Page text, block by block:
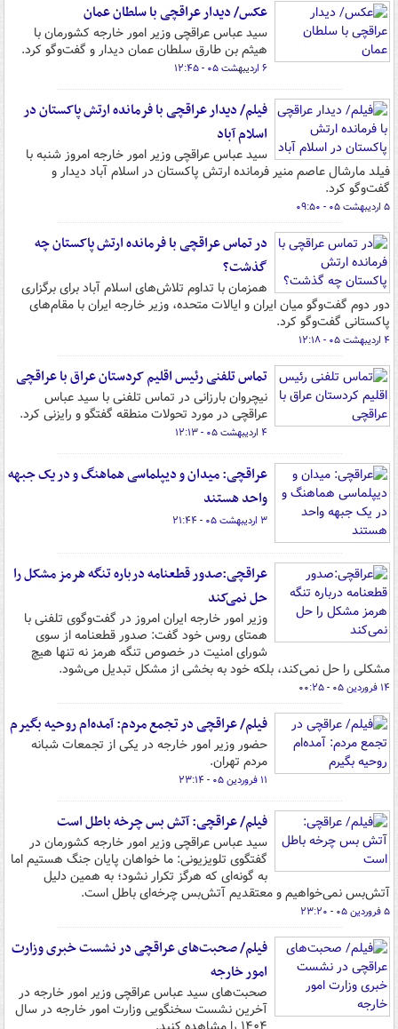
عکس/ دیدار عراقچی با سلطان عمان
سید عباس عراقچی وزیر امور خارجه کشورمان با
هیثم بن طارق سلطان عمان دیدار و گفت‌وگو کرد.
۶ اردیبهشت ۰۵ - ۱۲:۴۵
فیلم/ دیدار عراقچی با فرمانده ارتش پاکستان در
اسلام آباد
سید عباس عراقچی وزیر امور خارجه امروز شنبه با
فیلد مارشال عاصم منیر فرمانده ارتش پاکستان در اسلام آباد دیدار و
گفت‌وگو کرد.
۵ اردیبهشت ۰۵ - ۰۹:۵۰
در تماس عراقچی با فرمانده ارتش پاکستان چه
گذشت؟
همزمان با تداوم تلاش‌های اسلام آباد برای برگزاری
دور دوم گفت‌وگو میان ایران و ایالات متحده، وزیر خارجه ایران با مقام‌های
پاکستانی گفت‌وگو کرد.
۴ اردیبهشت ۰۵ - ۱۲:۱۸
تماس تلفنی رئیس اقلیم کردستان عراق با عراقچی
نیچروان بارزانی در تماس تلفنی با سید عباس
عراقچی در مورد تحولات منطقه گفتگو و رایزنی کرد.
۴ اردیبهشت ۰۵ - ۱۲:۱۳
عراقچی: میدان و دیپلماسی هماهنگ و در یک جبهه
واحد هستند
۳ اردیبهشت ۰۵ - ۲۱:۴۴
عراقچی:صدور قطعنامه درباره تنگه هرمز مشکل را
حل نمی‌کند
وزیر امور خارجه ایران امروز در گفت‌وگوی تلفنی با
همتای روس خود گفت: صدور قطعنامه از سوی
شورای امنیت در خصوص تنگه هرمز نه تنها هیچ
مشکلی را حل نمی‌کند، بلکه خود به بخشی از مشکل تبدیل می‌شود.
۱۴ فروردین ۰۵ - ۰۰:۲۵
فیلم/ عراقچی در تجمع مردم: آمده‌ام روحیه بگیرم
حضور وزیر امور خارجه در یکی از تجمعات شبانه
مردم تهران.
۱۱ فروردین ۰۵ - ۲۳:۱۴
فیلم/ عراقچی: آتش بس چرخه باطل است
سید عباس عراقچی وزیر امور خارجه کشورمان در
گفتگوی تلویزیونی: ما خواهان پایان جنگ هستیم اما
به گونه‌ای که هرگز تکرار نشود؛ به همین دلیل
آتش‌بس نمی‌خواهیم و معتقدیم آتش‌بس چرخه‌ای باطل است.
۵ فروردین ۰۵ - ۲۳:۲۰
فیلم/ صحبت‌های عراقچی در نشست خبری وزارت
امور خارجه
صحبت‌های سید عباس عراقچی وزیر امور خارجه در
آخرین نشست سخنگویی وزارت امور خارجه در سال